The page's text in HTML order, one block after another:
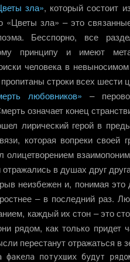
зла», который состоит
«Цветы зла» – это
Бесспорно, все
принципу и имеют
человека в
строки всех шести
любовников» –
означает конец
лирический герой в
которая вопреки
олицетворением
в душах друг
неизбежен и, понимая
– в последний раз.
каждый их стон – это
рядом, как только
перестанут отражаться в